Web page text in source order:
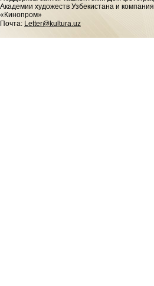
Академии художеств Узбекистана и компания
«Кинопром»
Почта: Letter@kultura.uz